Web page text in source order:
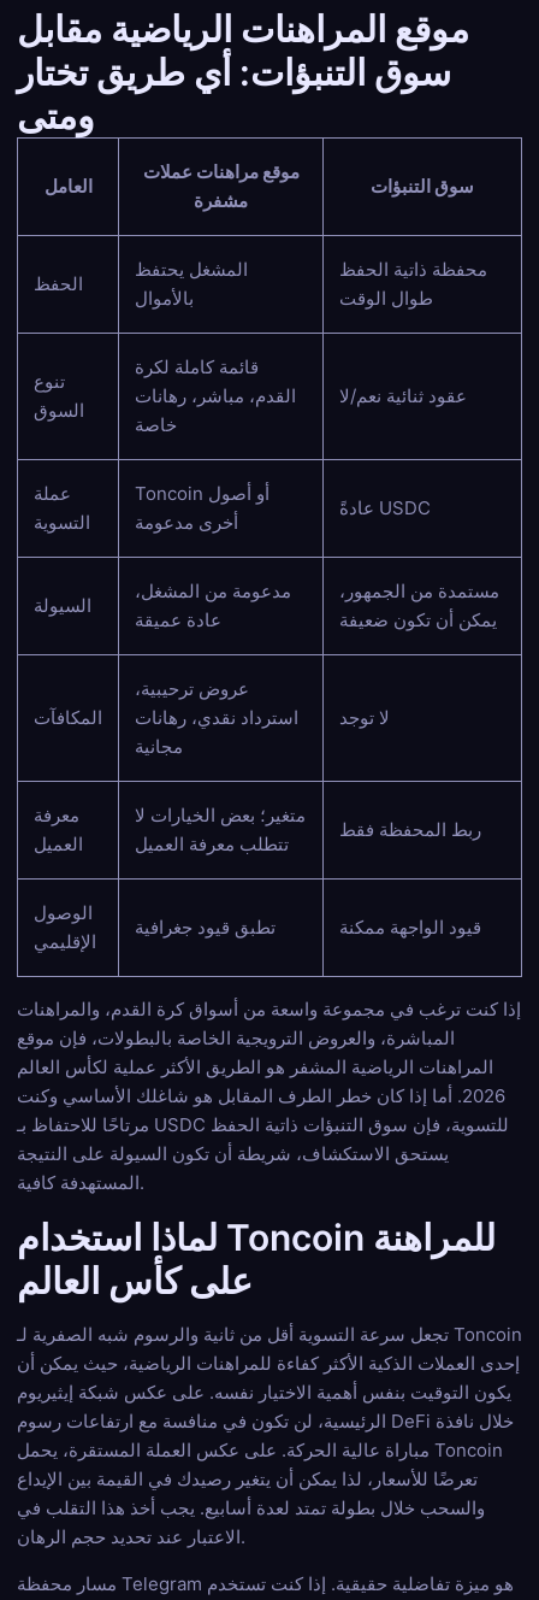
موقع المراهنات الرياضية مقابل
سوق التنبؤات: أي طريق تختار
ومتى
العامل
موقع مراهنات عملات
مشفرة
سوق التنبؤات
الحفظ
المشغل يحتفظ
بالأموال
محفظة ذاتية الحفظ
طوال الوقت
تنوع
السوق
قائمة كاملة لكرة
القدم، مباشر، رهانات
خاصة
عقود ثنائية نعم/لا
عملة
التسوية
Toncoin أو أصول
أخرى مدعومة
عادةً USDC
السيولة
مدعومة من المشغل،
عادة عميقة
مستمدة من الجمهور،
يمكن أن تكون ضعيفة
المكافآت
عروض ترحيبية،
استرداد نقدي، رهانات
مجانية
لا توجد
معرفة
العميل
متغير؛ بعض الخيارات لا
تتطلب معرفة العميل
ربط المحفظة فقط
الوصول
الإقليمي
تطبق قيود جغرافية قيود الواجهة ممكنة
إذا كنت ترغب في مجموعة واسعة من أسواق كرة القدم، والمراهنات
المباشرة، والعروض الترويجية الخاصة بالبطولات، فإن موقع
المراهنات الرياضية المشفر هو الطريق الأكثر عملية لكأس العالم
2026. أما إذا كان خطر الطرف المقابل هو شاغلك الأساسي وكنت
مرتاحًا للاحتفاظ بـ USDC للتسوية، فإن سوق التنبؤات ذاتية الحفظ
يستحق الاستكشاف، شريطة أن تكون السيولة على النتيجة
المستهدفة كافية.
لماذا استخدام Toncoin للمراهنة
على كأس العالم
تجعل سرعة التسوية أقل من ثانية والرسوم شبه الصفرية لـ Toncoin
إحدى العملات الذكية الأكثر كفاءة للمراهنات الرياضية، حيث يمكن أن
يكون التوقيت بنفس أهمية الاختيار نفسه. على عكس شبكة إيثيريوم
الرئيسية، لن تكون في منافسة مع ارتفاعات رسوم DeFi خلال نافذة
مباراة عالية الحركة. على عكس العملة المستقرة، يحمل Toncoin
تعرضًا للأسعار، لذا يمكن أن يتغير رصيدك في القيمة بين الإيداع
والسحب خلال بطولة تمتد لعدة أسابيع. يجب أخذ هذا التقلب في
الاعتبار عند تحديد حجم الرهان.
مسار محفظة Telegram هو ميزة تفاضلية حقيقية. إذا كنت تستخدم